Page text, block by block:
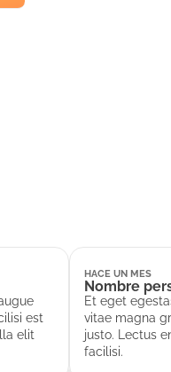
est
elit
HACE UN MES
Nombre
Et eget
vitae magna
justo. Lectus
facilisi.